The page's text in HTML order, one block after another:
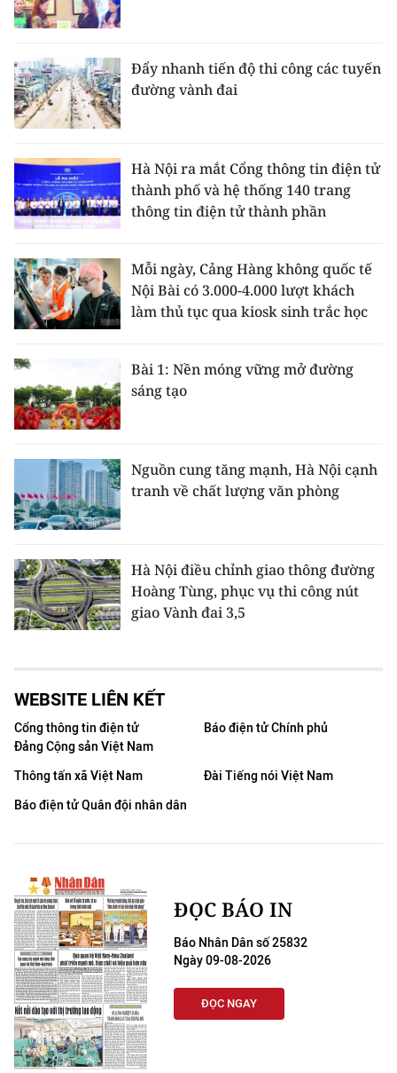
Đẩy nhanh tiến độ thi công các tuyến
đường vành đai
Hà Nội ra mắt Cổng thông tin điện tử
thành phố và hệ thống 140 trang
thông tin điện tử thành phần
Mỗi ngày, Cảng Hàng không quốc tế
Nội Bài có 3.000-4.000 lượt khách
làm thủ tục qua kiosk sinh trắc học
Bài 1: Nền móng vững mở đường
sáng tạo
Nguồn cung tăng mạnh, Hà Nội cạnh
tranh về chất lượng văn phòng
Hà Nội điều chỉnh giao thông đường
Hoàng Tùng, phục vụ thi công nút
giao Vành đai 3,5
WEBSITE LIÊN KẾT
Cổng thông tin điện tử
Đảng Cộng sản Việt Nam
Báo điện tử Chính phủ
Thông tấn xã Việt Nam
Đài Tiếng nói Việt Nam
Báo điện tử Quân đội nhân dân
ĐỌC BÁO IN
Báo Nhân Dân số 25832
Ngày 09-08-2026
ĐỌC NGAY